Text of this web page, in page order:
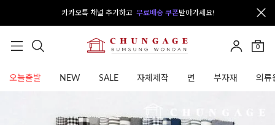
카카오톡 채널 추가하고 무료배송 쿠폰받아가세요!
0
오늘출발 NEW SALE 자체제작 면 부자재 의류